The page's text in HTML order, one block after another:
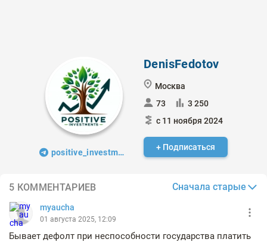
positive_investments
DenisFedotov
Москва
73
3 250
с 11 ноября 2024
+ Подписаться
5 КОММЕНТАРИЕВ Сначала старые
myaucha
01 августа 2025, 12:09
Бывает дефолт при неспособности государства платить